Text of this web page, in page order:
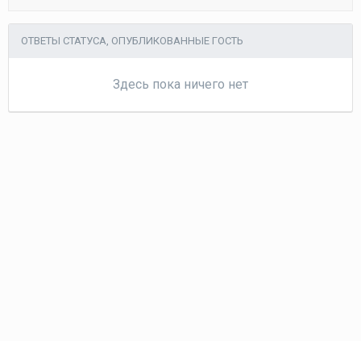
ОТВЕТЫ СТАТУСА, ОПУБЛИКОВАННЫЕ ГОСТЬ
Здесь пока ничего нет